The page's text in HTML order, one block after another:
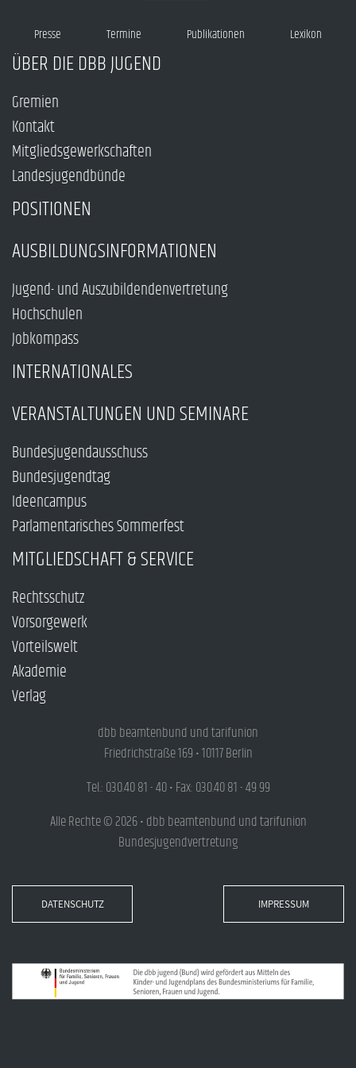
Presse Termine Publikationen Lexikon
ÜBER DIE DBB JUGEND
Gremien
Kontakt
Mitgliedsgewerkschaften
Landesjugendbünde
POSITIONEN
AUSBILDUNGSINFORMATIONEN
Jugend- und Auszubildendenvertretung
Hochschulen
Jobkompass
INTERNATIONALES
VERANSTALTUNGEN UND SEMINARE
Bundesjugendausschuss
Bundesjugendtag
Ideencampus
Parlamentarisches Sommerfest
MITGLIEDSCHAFT & SERVICE
Rechtsschutz
Vorsorgewerk
Vorteilswelt
Akademie
Verlag
dbb beamtenbund und tarifunion
Friedrichstraße 169 • 10117 Berlin
Tel.: 030.40 81 - 40 • Fax: 030.40 81 - 49 99
Alle Rechte © 2026 • dbb beamtenbund und tarifunion
Bundesjugendvertretung
DATENSCHUTZ IMPRESSUM